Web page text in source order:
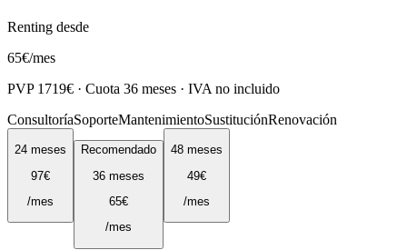
Renting desde
65€/mes
PVP 1719€ · Cuota 36 meses · IVA no incluido
ConsultoríaSoporteMantenimientoSustituciónRenovación
24 meses
97€
/mes
Recomendado
36 meses
65€
/mes
48 meses
49€
/mes